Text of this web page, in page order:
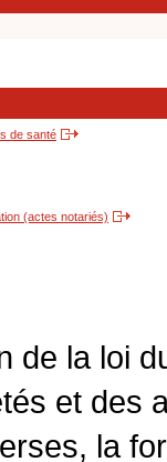
de santé
(actes notariés)
de la loi
et des
la